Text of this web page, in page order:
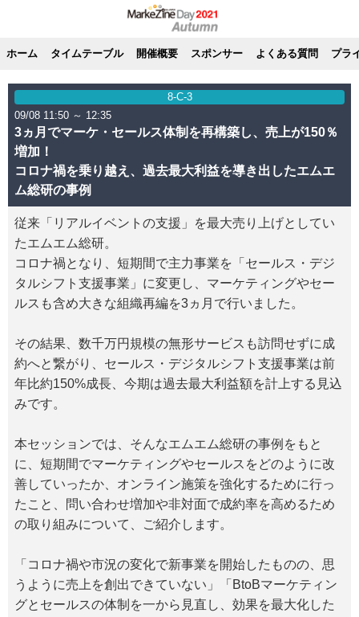
ホーム タイムテーブル 開催概要 スポンサー よくある質問 プラ
8-C-3
09/08 11:50 ～ 12:35
3ヵ月でマーケ・セールス体制を再構築し、売上が150％
増加！
コロナ禍を乗り越え、過去最大利益を導き出したエムエ
ム総研の事例
従来「リアルイベントの支援」を最大売り上げとしてい
たエムエム総研。
コロナ禍となり、短期間で主力事業を「セールス・デジ
タルシフト支援事業」に変更し、マーケティングやセー
ルスも含め大きな組織再編を3ヵ月で行いました。
その結果、数千万円規模の無形サービスも訪問せずに成
約へと繋がり、セールス・デジタルシフト支援事業は前
年比約150%成長、今期は過去最大利益額を計上する見込
みです。
本セッションでは、そんなエムエム総研の事例をもと
に、短期間でマーケティングやセールスをどのように改
善していったか、オンライン施策を強化するために行っ
たこと、問い合わせ増加や非対面で成約率を高めるため
の取り組みについて、ご紹介します。
「コロナ禍や市況の変化で新事業を開始したものの、思
うように売上を創出できていない」「BtoBマーケティン
グとセールスの体制を一から見直し、効果を最大化した